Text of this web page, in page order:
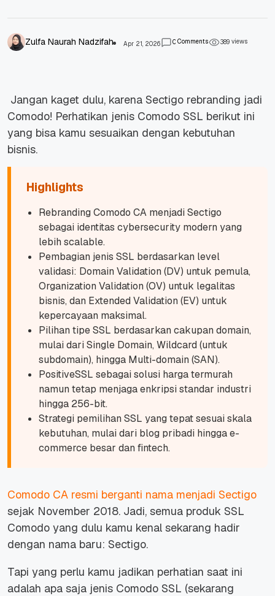
Zulfa Naurah Nadzifah Apr 21, 2026 0Comments 389views
Jangan kaget dulu, karena Sectigo rebranding jadi
Comodo! Perhatikan jenis Comodo SSL berikut ini
yang bisa kamu sesuaikan dengan kebutuhan
bisnis.
Highlights
Rebranding Comodo CA menjadi Sectigo
sebagai identitas cybersecurity modern yang
lebih scalable.
Pembagian jenis SSL berdasarkan level
validasi: Domain Validation (DV) untuk pemula,
Organization Validation (OV) untuk legalitas
bisnis, dan Extended Validation (EV) untuk
kepercayaan maksimal.
Pilihan tipe SSL berdasarkan cakupan domain,
mulai dari Single Domain, Wildcard (untuk
subdomain), hingga Multi-domain (SAN).
PositiveSSL sebagai solusi harga termurah
namun tetap menjaga enkripsi standar industri
hingga 256-bit.
Strategi pemilihan SSL yang tepat sesuai skala
kebutuhan, mulai dari blog pribadi hingga e-
commerce besar dan fintech.
Comodo CA resmi berganti nama menjadi Sectigo
sejak November 2018. Jadi, semua produk SSL
Comodo yang dulu kamu kenal sekarang hadir
dengan nama baru: Sectigo.
Tapi yang perlu kamu jadikan perhatian saat ini
adalah apa saja jenis Comodo SSL (sekarang